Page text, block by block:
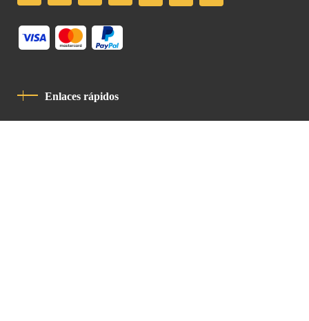
Enlaces rápidos